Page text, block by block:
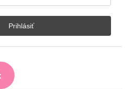
Prihlásiť